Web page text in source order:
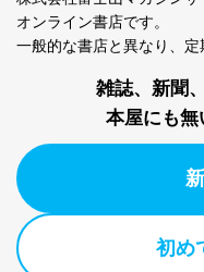
FAX：03-5459-7073
e-mail：
制定：2005年4月1日
株式会社富士山マガ
代表取締役会長 西
当社は以下の個人情
護管理者の責任のも
オンライン書店です。
一般的な書店と異なり、 定
雑誌、新聞
本屋にも無
初め